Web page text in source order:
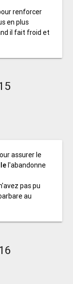
renforcer
en plus
il fait froid et
assurer le
l'abandonne
pas pu
au